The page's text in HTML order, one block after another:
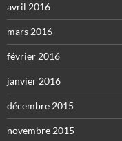
avril 2016
mars 2016
février 2016
janvier 2016
décembre 2015
novembre 2015